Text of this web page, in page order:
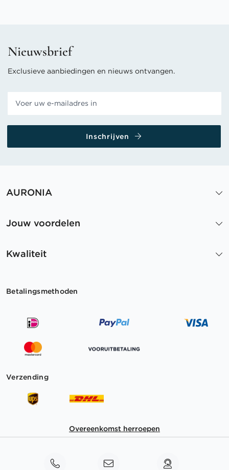
Nieuwsbrief
Exclusieve aanbiedingen en nieuws ontvangen.
Inschrijven
AURONIA
Jouw voordelen
Kwaliteit
Betalingsmethoden
Verzending
Overeenkomst herroepen